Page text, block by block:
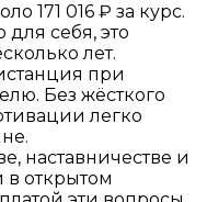
171 016 ₽ за курс.
себя, это
лет.
при
Без жёсткого
легко
наставничестве и
в открытом